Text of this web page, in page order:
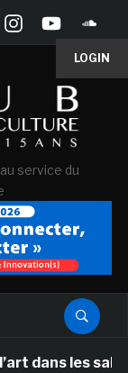
LOGIN
service du
les salles